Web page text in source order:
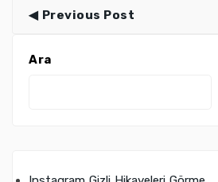
Previous Post
Ara